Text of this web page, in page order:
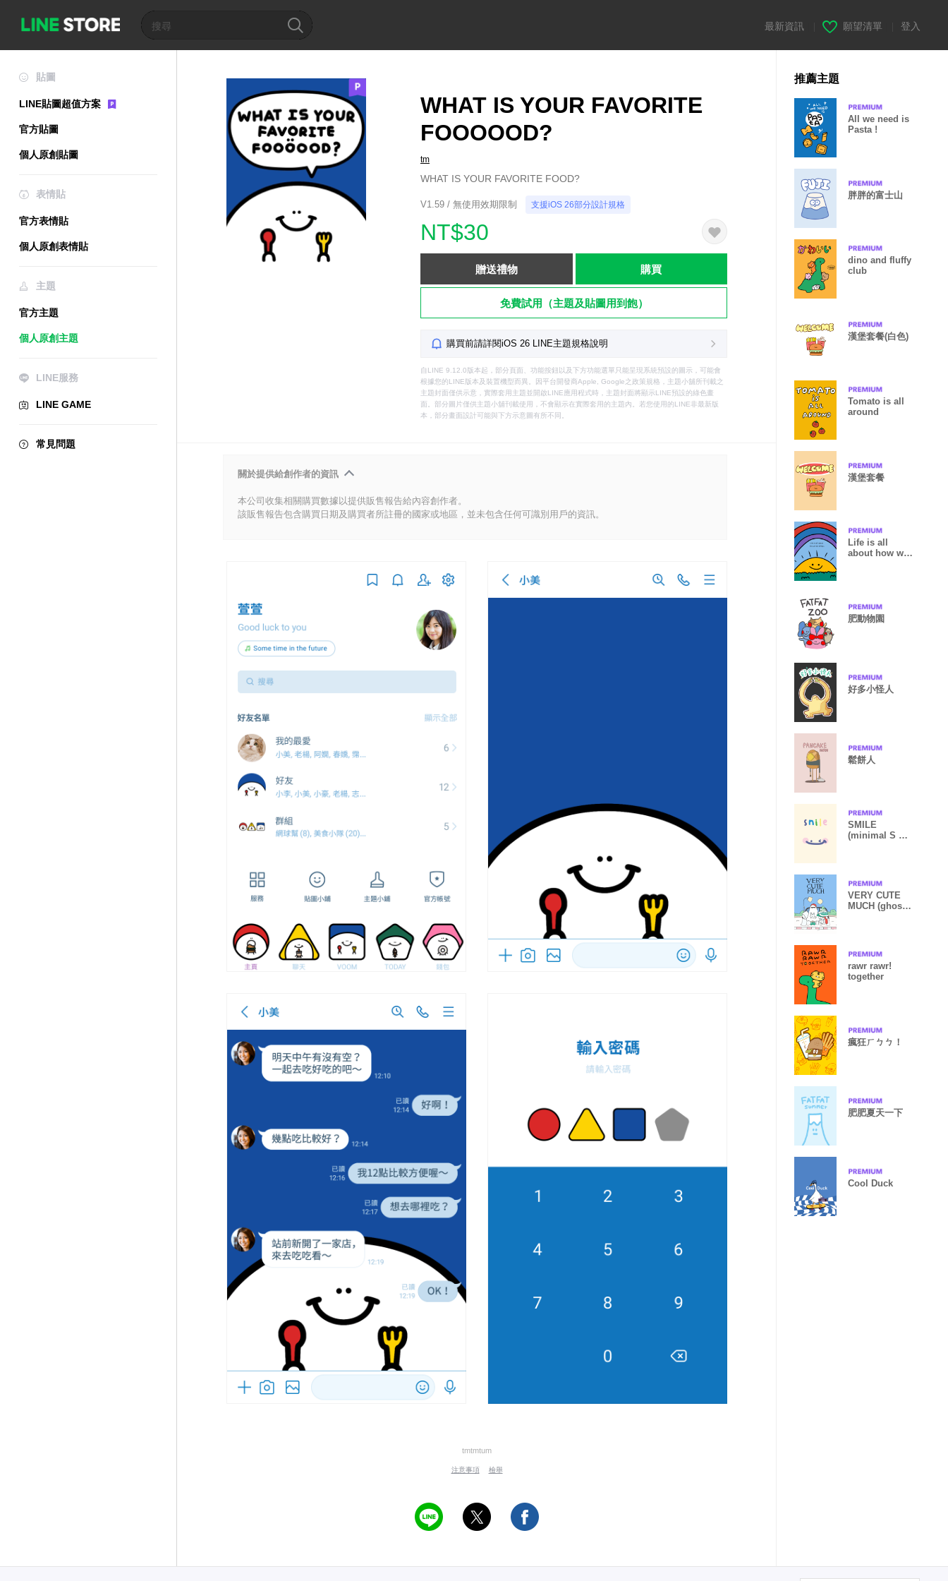
最新資訊 願望清單 登入
貼圖
LINE貼圖超值方案
官方貼圖
個人原創貼圖
表情貼
官方表情貼
個人原創表情貼
主題
官方主題
個人原創主題
LINE服務
LINE GAME
常見問題
WHAT IS YOUR FAVORITE
FOOOOOD?
tm
WHAT IS YOUR FAVORITE FOOD?
V1.59 / 無使用效期限制 支援iOS 26部分設計規格
NT$30
贈送禮物 購買
免費試用（主題及貼圖用到飽）
購買前請詳閱iOS 26 LINE主題規格說明
自LINE 9.12.0版本起，部分頁面、功能按鈕以及下方功能選單只能呈現系統預設的圖示，可能會
根據您的LINE版本及裝置機型而異。因平台開發商Apple, Google之政策規格，主題小舖所刊載之
主題封面僅供示意，實際套用主題並開啟LINE應用程式時，主題封面將顯示LINE預設的綠色畫
面。部分圖片僅供主題小舖刊載使用，不會顯示在實際套用的主題內。若您使用的LINE非最新版
本，部分畫面設計可能與下方示意圖有所不同。
關於提供給創作者的資訊
本公司收集相關購買數據以提供販售報告給內容創作者。
該販售報告包含購買日期及購買者所註冊的國家或地區，並未包含任何可識別用戶的資訊。
tmtmtum
注意事項 檢舉
推薦主題
All we need is
Pasta !
胖胖的富士山
dino and fluffy
club
漢堡套餐(白色)
Tomato is all
around
漢堡套餐
Life is all
about how we
肥動物園
好多小怪人
鬆餅人
SMILE
(minimal S M I
VERY CUTE
MUCH (ghost
rawr rawr!
together
瘋狂ㄏㄅㄅ！
肥肥夏天一下
Cool Duck